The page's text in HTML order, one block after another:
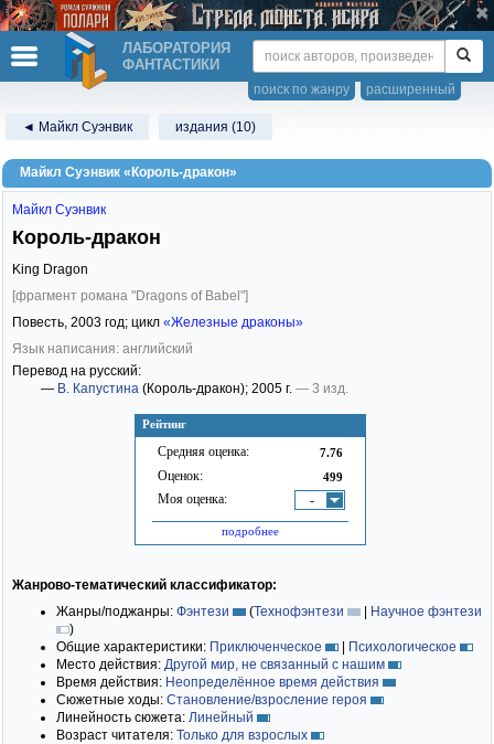
ЛАБОРАТОРИЯ
ФАНТАСТИКИ
расширенный
поиск по жанру
◄ Майкл Суэнвик издания (10)
Майкл Суэнвик «Король-дракон»
Рейтинг
Средняя оценка: 7.76
Оценок: 499
Моя оценка: -
подробнее
Майкл Суэнвик
Король-дракон
King Dragon
[фрагмент романа "Dragons of Babel"]
Повесть, 2003 год; цикл «Железные драконы»
Язык написания: английский
Перевод на русский:
— В. Капустина (Король-дракон); 2005 г. — 3 изд.
Жанрово-тематический классификатор:
Жанры/поджанры: Фэнтези (Технофэнтези | Научное фэнтези
)
Общие характеристики: Приключенческое | Психологическое
Место действия: Другой мир, не связанный с нашим
Время действия: Неопределённое время действия
Сюжетные ходы: Становление/взросление героя
Линейность сюжета: Линейный
Возраст читателя: Только для взрослых